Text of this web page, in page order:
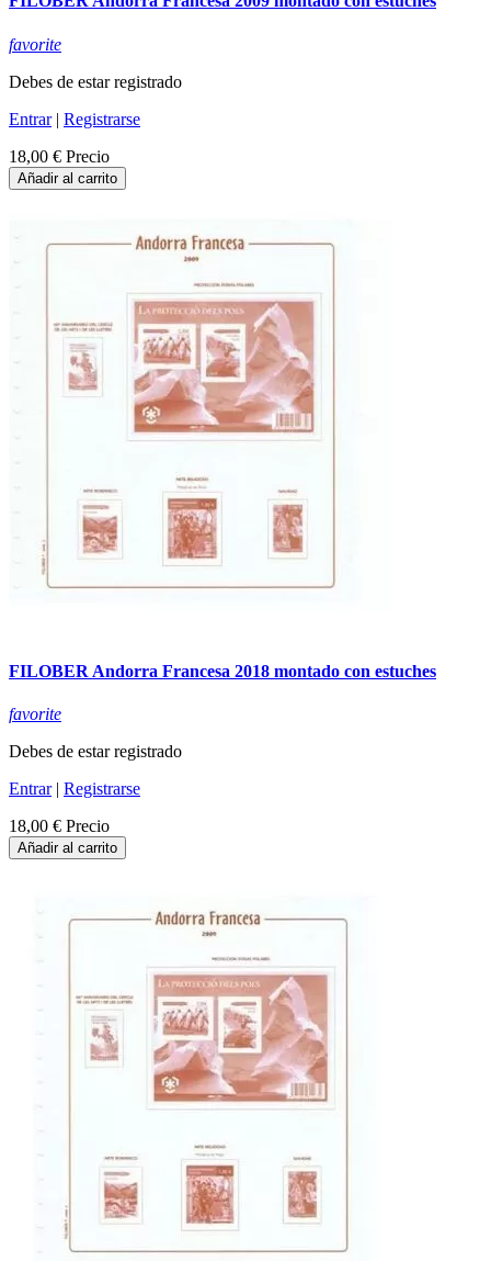
favorite
Debes de estar registrado
Entrar| Registrarse
18,00 € Precio
Añadir al carrito
FILOBER Andorra Francesa 2018 montado con estuches
favorite
Debes de estar registrado
Entrar| Registrarse
18,00 € Precio
Añadir al carrito